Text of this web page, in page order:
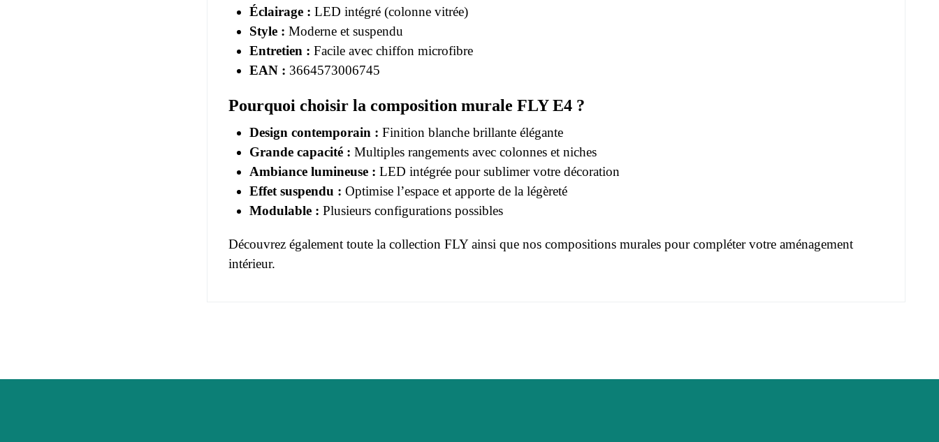
Éclairage : LED intégré (colonne vitrée)
Style : Moderne et suspendu
Entretien : Facile avec chiffon microfibre
EAN : 3664573006745
Pourquoi choisir la composition murale FLY E4 ?
Design contemporain : Finition blanche brillante élégante
Grande capacité : Multiples rangements avec colonnes et niches
Ambiance lumineuse : LED intégrée pour sublimer votre décoration
Effet suspendu : Optimise l’espace et apporte de la légèreté
Modulable : Plusieurs configurations possibles
Découvrez également toute la collection FLYainsi que nos compositions murales pour compléter votre aménagement
intérieur.